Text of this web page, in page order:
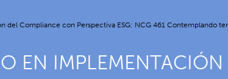
del Compliance con Perspectiva ESG: NCG 461 Contemplando
EN IMPLEMENTACIÓN